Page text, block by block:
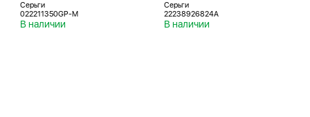
Серьги
022211350GP-M
В наличии
Серьги
22238926824A
В наличии